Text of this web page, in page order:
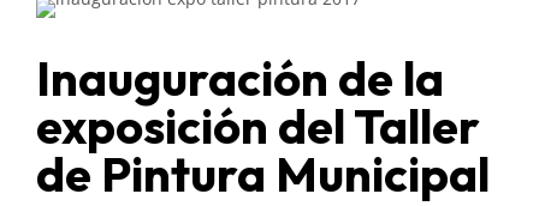
Inauguración de la
exposición del Taller
de Pintura Municipal